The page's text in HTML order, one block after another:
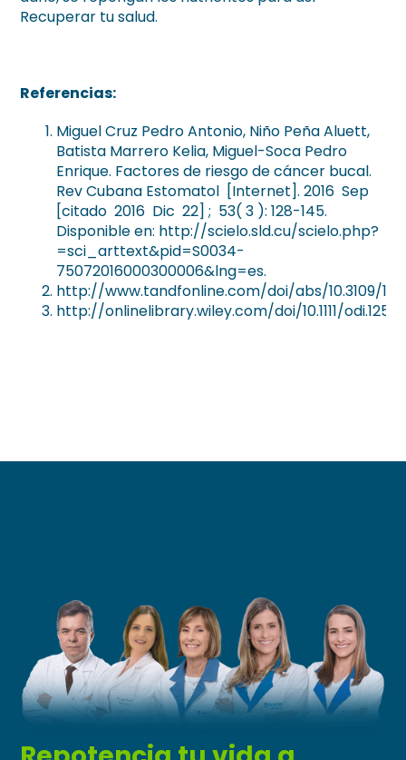
Recuperar tu salud.
Referencias:
Miguel Cruz Pedro Antonio, Niño Peña Aluett,
Batista Marrero Kelia, Miguel-Soca Pedro
Enrique. Factores de riesgo de cáncer bucal.
Rev Cubana Estomatol [Internet]. 2016 Sep
[citado 2016 Dic 22] ; 53( 3 ): 128-145.
Disponible en: http://scielo.sld.cu/scielo.php?
=sci_arttext&pid=S0034-
75072016000300006&lng=es.
http://www.tandfonline.com/doi/abs/10.3109/
http://onlinelibrary.wiley.com/doi/10.1111/